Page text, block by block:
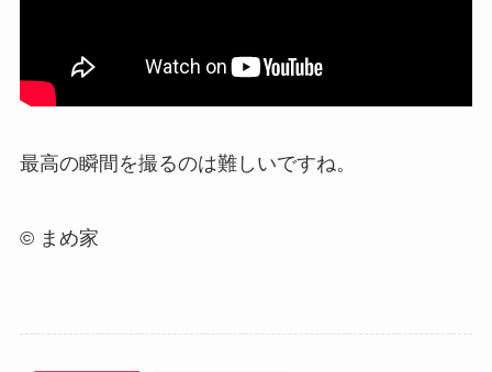
最高の瞬間を撮るのは難しいですね。
© まめ家